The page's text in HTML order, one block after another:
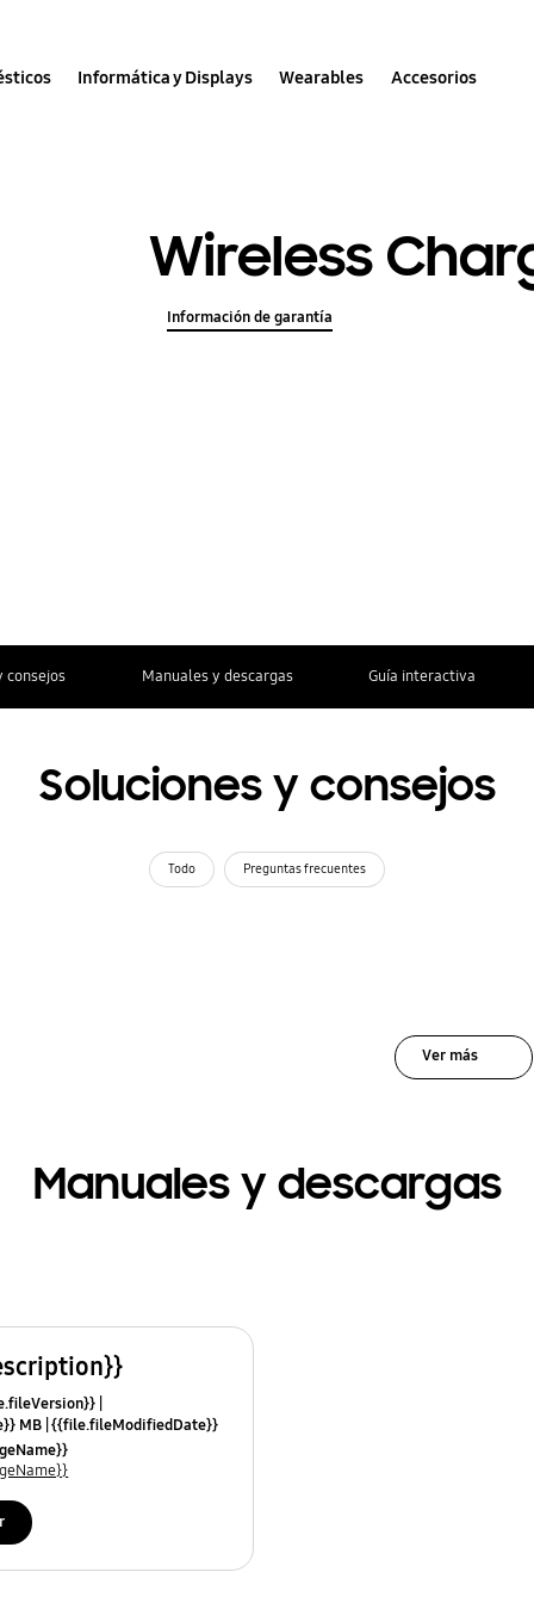
Informática y Displays Wearables Accesorios
Wireless
Información de garantía
consejos Manuales y descargas Guía interactiva
Soluciones y consejos
Todo Preguntas frecuentes
Ver más
Manuales y descargas
MB {{file.fileModifiedDate}}